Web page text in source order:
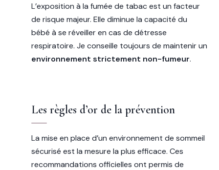
L’exposition à la fumée de tabac est un facteur
de risque majeur. Elle diminue la capacité du
bébé à se réveiller en cas de détresse
respiratoire. Je conseille toujours de maintenir un
environnement strictement non-fumeur.
Les règles d’or de la prévention
La mise en place d’un environnement de sommeil
sécurisé est la mesure la plus efficace. Ces
recommandations officielles ont permis de